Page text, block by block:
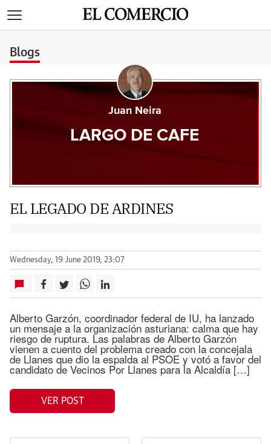
Blogs
Juan Neira
LARGO DE CAFE
EL LEGADO DE ARDINES
Wednesday, 19 June 2019, 23:07
Alberto Garzón, coordinador federal de IU, ha lanzado
un mensaje a la organización asturiana: calma que hay
riesgo de ruptura. Las palabras de Alberto Garzón
vienen a cuento del problema creado con la concejala
de Llanes que dio la espalda al PSOE y votó a favor del
candidato de Vecinos Por Llanes para la Alcaldía […]
VER POST